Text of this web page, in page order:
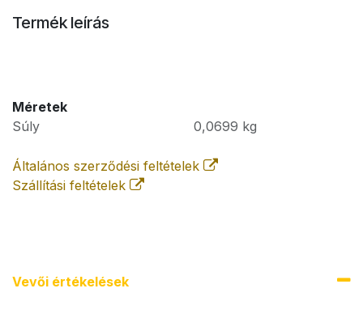
Termék leírás
Méretek
Súly
0,0699 kg
Általános szerződési feltételek
Szállítási feltételek
Vevői értékel​ések